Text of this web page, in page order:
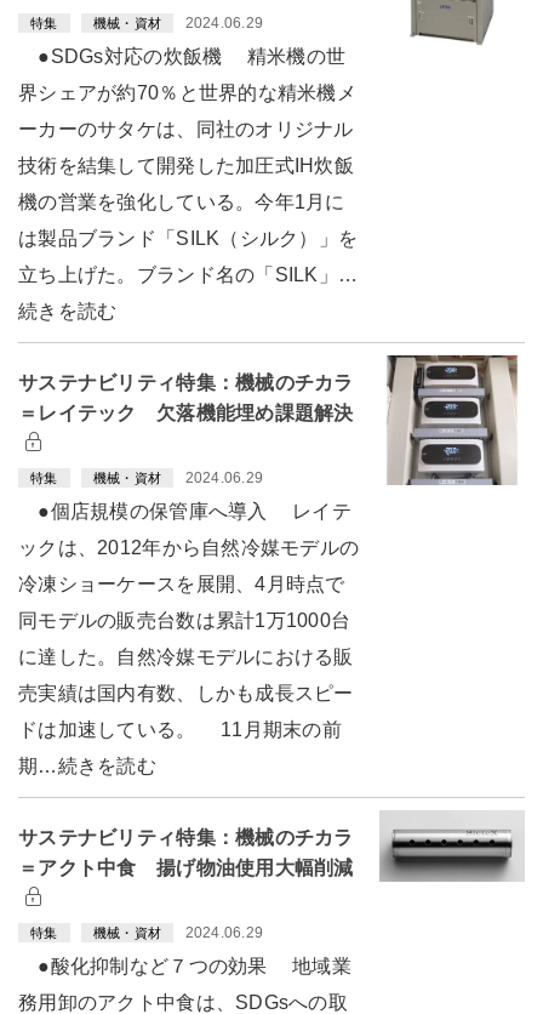
特集 機械・資材 2024.06.29
●SDGs対応の炊飯機 精米機の世
界シェアが約70％と世界的な精米機メ
ーカーのサタケは、同社のオリジナル
技術を結集して開発した加圧式IH炊飯
機の営業を強化している。今年1月に
は製品ブランド「SILK（シルク）」を
立ち上げた。ブランド名の「SILK」…
続きを読む
サステナビリティ特集：機械のチカラ
＝レイテック 欠落機能埋め課題解決
特集 機械・資材 2024.06.29
●個店規模の保管庫へ導入 レイテ
ックは、2012年から自然冷媒モデルの
冷凍ショーケースを展開、4月時点で
同モデルの販売台数は累計1万1000台
に達した。自然冷媒モデルにおける販
売実績は国内有数、しかも成長スピー
ドは加速している。 11月期末の前
期…続きを読む
サステナビリティ特集：機械のチカラ
＝アクト中食 揚げ物油使用大幅削減
特集 機械・資材 2024.06.29
●酸化抑制など７つの効果 地域業
務用卸のアクト中食は、SDGsへの取